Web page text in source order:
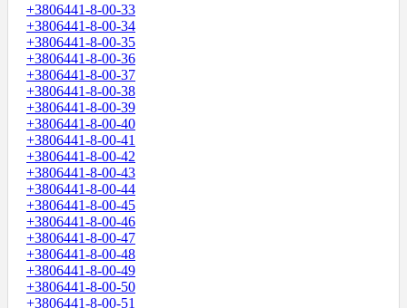
+3806441-8-00-33
+3806441-8-00-34
+3806441-8-00-35
+3806441-8-00-36
+3806441-8-00-37
+3806441-8-00-38
+3806441-8-00-39
+3806441-8-00-40
+3806441-8-00-41
+3806441-8-00-42
+3806441-8-00-43
+3806441-8-00-44
+3806441-8-00-45
+3806441-8-00-46
+3806441-8-00-47
+3806441-8-00-48
+3806441-8-00-49
+3806441-8-00-50
+3806441-8-00-51